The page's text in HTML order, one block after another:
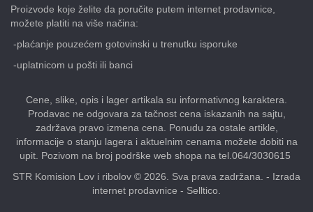
Proizvode koje želite da poručite putem internet prodavnice,
možete platiti na više načina:
-plaćanje pouzećem gotovinski u trenutku isporuke
-uplatnicom u pošti ili banci
Cene, slike, opis i lager artikala su informativnog karaktera.
Prodavac ne odgovara za tačnost cena iskazanih na sajtu,
zadržava pravo izmena cena. Ponudu za ostale artikle,
informacije o stanju lagera i aktuelnim cenama možete dobiti na
upit. Pozivom na broj podrške web shopa na tel.064/3030615
STR Komision Lov i ribolov © 2026. Sva prava zadržana. - Izrada
internet prodavnice - Selltico.